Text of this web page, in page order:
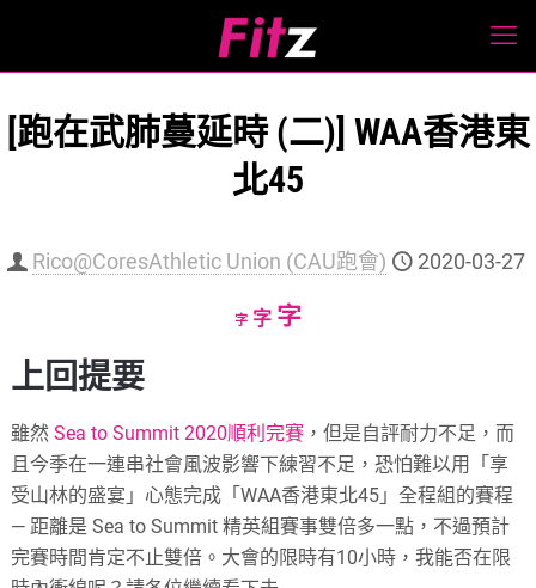
[跑在武肺蔓延時 (二)] WAA香港東
北45
Rico@CoresAthletic Union (CAU跑會) 2020-03-27
字Decrease
字Reset
字Increase
上回提要
雖然Sea to Summit 2020順利完賽 ，但是自評耐力不足，而
且今季在一連串社會風波影響下練習不足，恐怕難以用「享
受山林的盛宴」心態完成「WAA香港東北45」全程組的賽程
— 距離是 Sea to Summit 精英組賽事雙倍多一點，不過預計
完賽時間肯定不止雙倍。大會的限時有10小時，我能否在限